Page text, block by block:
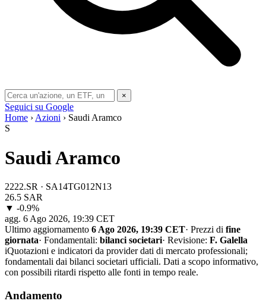
×
Seguici su Google
Home › Azioni › Saudi Aramco
S
Saudi Aramco
2222.SR · SA14TG012N13
26.5 SAR
▼ -0.9%
agg. 6 Ago 2026, 19:39 CET
Ultimo aggiornamento 6 Ago 2026, 19:39 CET· Prezzi di fine
giornata· Fondamentali: bilanci societari· Revisione: F. Galella
iQuotazioni e indicatori da provider dati di mercato professionali;
fondamentali dai bilanci societari ufficiali. Dati a scopo informativo,
con possibili ritardi rispetto alle fonti in tempo reale.
Andamento